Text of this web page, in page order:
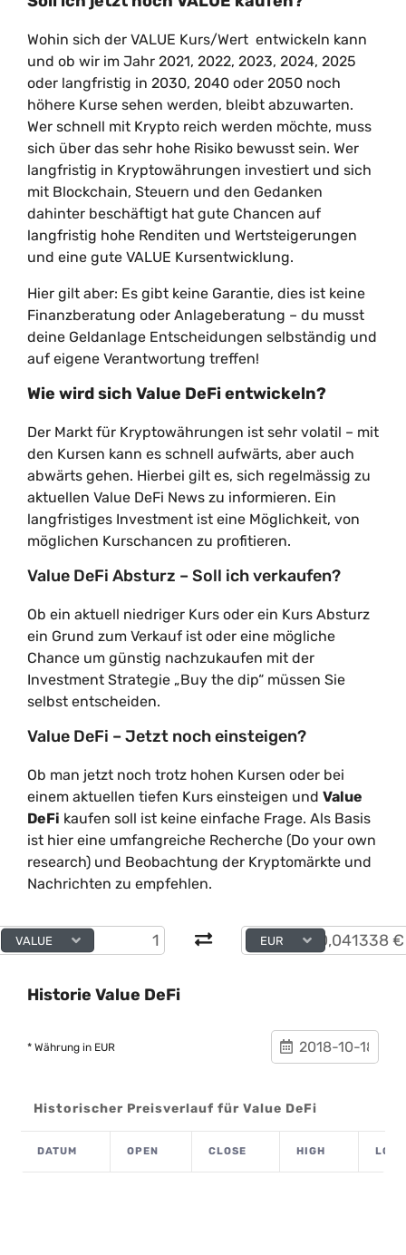
Wohin sich der VALUE Kurs/Wert entwickeln kann
und ob wir im Jahr 2021, 2022, 2023, 2024, 2025
oder langfristig in 2030, 2040 oder 2050 noch
höhere Kurse sehen werden, bleibt abzuwarten.
Wer schnell mit Krypto reich werden möchte, muss
sich über das sehr hohe Risiko bewusst sein. Wer
langfristig in Kryptowährungen investiert und sich
mit Blockchain, Steuern und den Gedanken
dahinter beschäftigt hat gute Chancen auf
langfristig hohe Renditen und Wertsteigerungen
und eine gute VALUE Kursentwicklung.
Hier gilt aber: Es gibt keine Garantie, dies ist keine
Finanzberatung oder Anlageberatung – du musst
deine Geldanlage Entscheidungen selbständig und
auf eigene Verantwortung treffen!
Wie wird sich Value DeFi entwickeln?
Der Markt für Kryptowährungen ist sehr volatil – mit
den Kursen kann es schnell aufwärts, aber auch
abwärts gehen. Hierbei gilt es, sich regelmässig zu
aktuellen Value DeFi News zu informieren. Ein
langfristiges Investment ist eine Möglichkeit, von
möglichen Kurschancen zu profitieren.
Value DeFi Absturz – Soll ich verkaufen?
Ob ein aktuell niedriger Kurs oder ein Kurs Absturz
ein Grund zum Verkauf ist oder eine mögliche
Chance um günstig nachzukaufen mit der
Investment Strategie „Buy the dip“ müssen Sie
selbst entscheiden.
Value DeFi – Jetzt noch einsteigen?
Ob man jetzt noch trotz hohen Kursen oder bei
einem aktuellen tiefen Kurs einsteigen und Value
DeFi kaufen soll ist keine einfache Frage. Als Basis
ist hier eine umfangreiche Recherche (Do your own
research) und Beobachtung der Kryptomärkte und
Nachrichten zu empfehlen.
VALUE EUR
Historie Value DeFi
* Währung in EUR
Historischer Preisverlauf für Value DeFi
DATUM OPEN CLOSE HIGH LOW